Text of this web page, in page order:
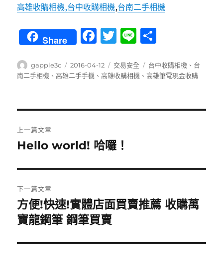
高雄收購相機,台中收購相機,台南二手相機
Share
F
c
e
o
k
T
it
te
Li
e
作
者
gapple3c
發
佈
2016-04-12
分
類
交易安全
標
籤
台中收購相機 、 台
南二手相機 、高雄二手手機 、高雄收購相機 、高雄筆電現金收購
章
覽
上一篇文章
上
篇
文
章:
Hello world! 哈囉！
下一篇文章
下
一
文
方便!快速!實體店面買賣推薦 收購萬
寶龍鋼筆 鋼筆買賣